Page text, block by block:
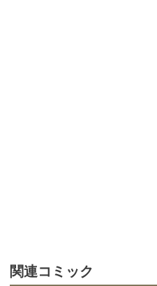
関連コミック